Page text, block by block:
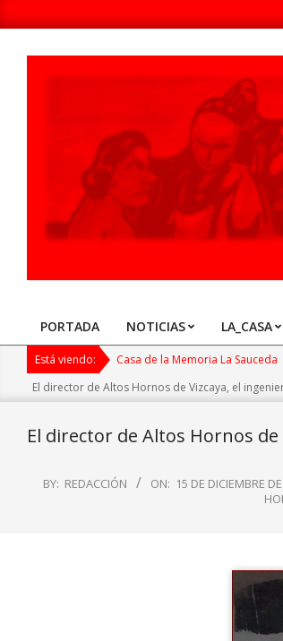
to
content
de
Memoria
La
Sauceda
Primary
Navigation
Menu
PORTADA NOTICIAS LA_CASA
Está viendo: Casa de la Memoria La Sauceda
El director de Altos Hornos de Vizcaya, el
El director de Altos Hornos
BY: REDACCIÓN ON: 15 DE DICIEMBRE